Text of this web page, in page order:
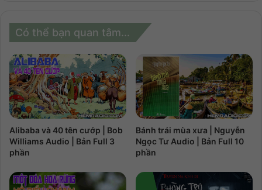
Có thể bạn quan tâm...
Alibaba và 40 tên cướp | Bob
Williams Audio | Bản Full 3
phần
Bánh trái mùa xưa | Nguyễn
Ngọc Tư Audio | Bản Full 10
phần